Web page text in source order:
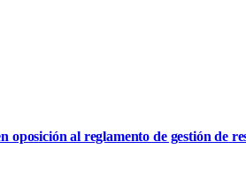
oposición al reglamento de gestión de